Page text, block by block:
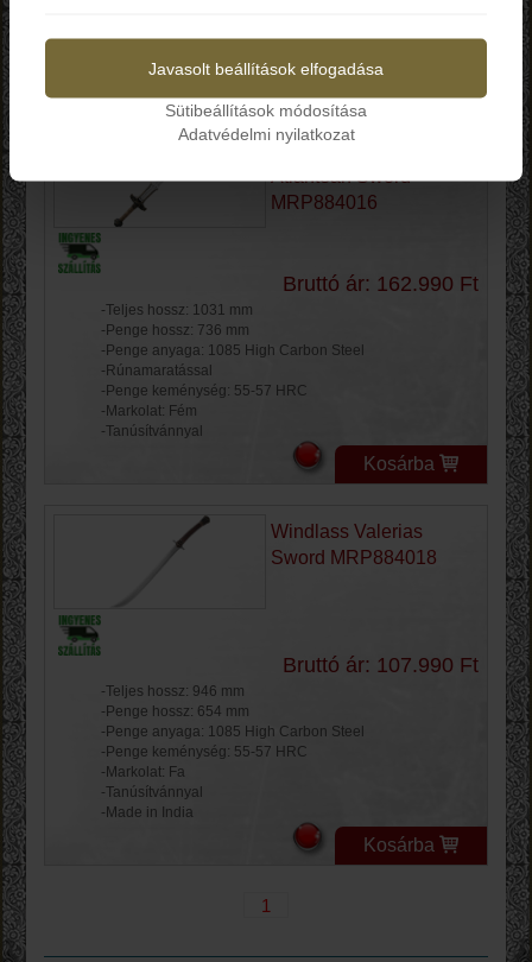
Conan a barbár kard
Atlantean Sword
MRP884016
Bruttó ár: 162.990 Ft
-Teljes hossz: 1031 mm
-Penge hossz: 736 mm
-Penge anyaga: 1085 High Carbon Steel
-Rúnamaratással
-Penge keménység: 55-57 HRC
-Markolat: Fém
-Tanúsítvánnyal
Kosárba
Windlass Valerias
Sword MRP884018
Bruttó ár: 107.990 Ft
-Teljes hossz: 946 mm
-Penge hossz: 654 mm
-Penge anyaga: 1085 High Carbon Steel
-Penge keménység: 55-57 HRC
-Markolat: Fa
-Tanúsítvánnyal
-Made in India
Kosárba
1
Javasolt beállítások elfogadása
Sütibeállítások módosítása
Adatvédelmi nyilatkozat